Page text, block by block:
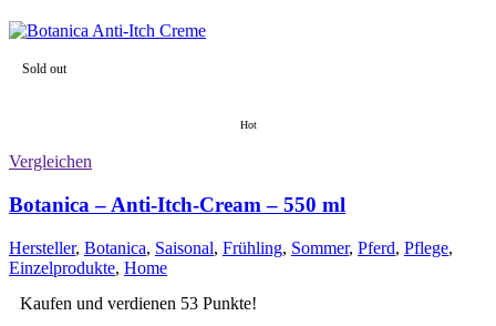
Sold out
Hot
Vergleichen
Botanica – Anti-Itch-Cream – 550 ml
Hersteller, Botanica, Saisonal, Frühling, Sommer, Pferd, Pflege,
Einzelprodukte, Home
Kaufen und verdienen 53 Punkte!